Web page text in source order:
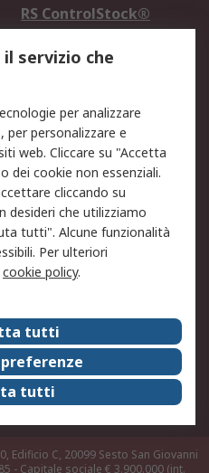
RS ControlStock®
Informativa Privacy -
Aggiornata
Termini d'uso
Condizioni generali di
servizio
Contattaci
ESG
RS Group
Discovery: il Blog di RS
Edificio C, 20099 Sesto San Giovanni
- Capitale sociale € 3.900.000 (int.
servizio che
per analizzare
personalizzare e
web. Cliccare su "Accetta
dei cookie non essenziali.
cliccando su
desideri che utilizziamo
tutti". Alcune funzionalità
Per ulteriori
cookie policy.
tutti
tutti